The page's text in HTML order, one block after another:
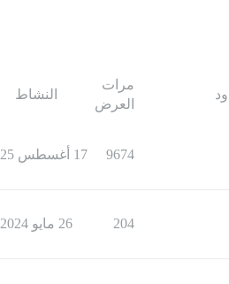
مرات
العرض
النشاط
9674 17 أغسطس 2025
204 26 مايو 2024